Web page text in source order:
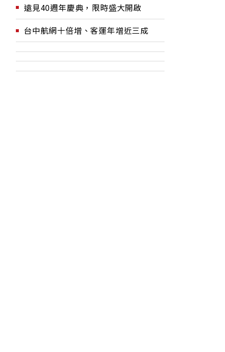
遠見40週年慶典，限時盛大開啟
台中航網十倍增、客運年增近三成